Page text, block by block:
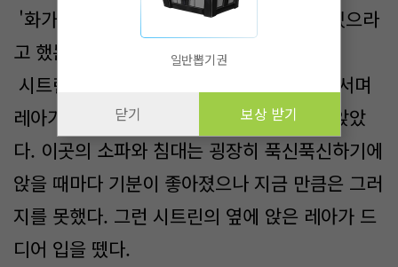
'화가 난 걸까? 그야 그렇겠지, 그 자리에 있으라
고 했는데… 분명 실망했을 거야.'
시트린은 잔뜩 풀이 죽은 채로 방으로 들어서며
레아가 이끄는 손길을 따라 푹신한 소파에 앉았
다. 이곳의 소파와 침대는 굉장히 푹신푹신하기에
앉을 때마다 기분이 좋아졌으나 지금 만큼은 그러
지를 못했다. 그런 시트린의 옆에 앉은 레아가 드
디어 입을 뗐다.
일반뽑기권
닫기 보상 받기